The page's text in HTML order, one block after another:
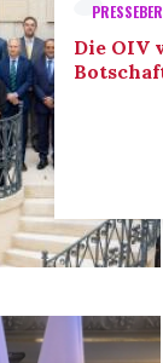
Die OIV